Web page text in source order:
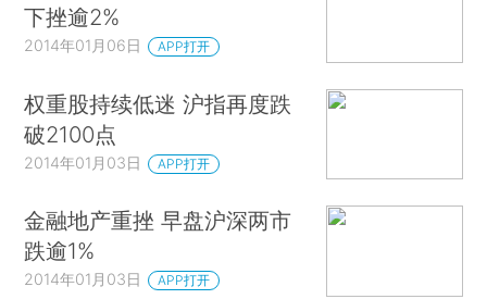
下挫逾2%
2014年01月06日 APP打开
权重股持续低迷 沪指再度跌
破2100点
2014年01月03日 APP打开
金融地产重挫 早盘沪深两市
跌逾1%
2014年01月03日 APP打开